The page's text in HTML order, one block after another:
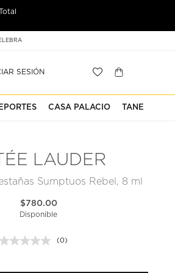
SESIÓN
CASA PALACIO TANE
LAUDER
Sumptuos Rebel, 8 ml
$780.00
Disponible
Sin
(0)